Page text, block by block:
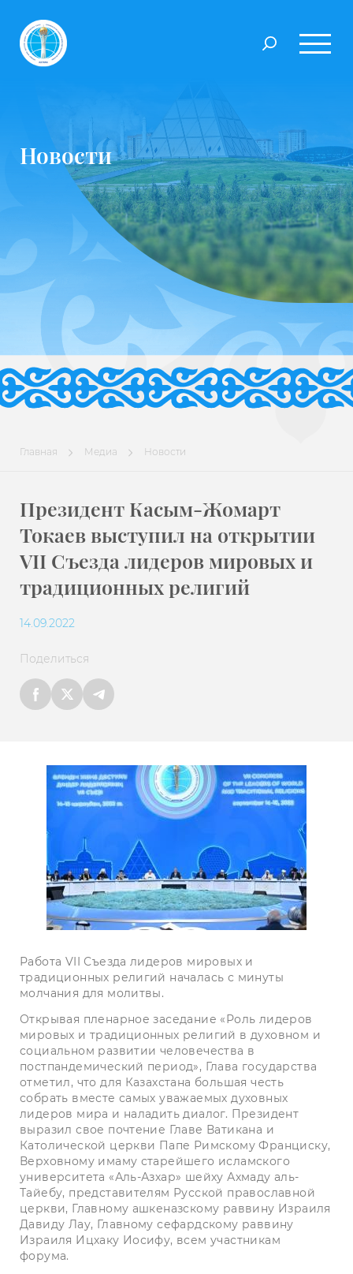
Новости
Главная Медиа Новости
Президент Касым-Жомарт
Токаев выступил на открытии
VII Съезда лидеров мировых и
традиционных религий
14.09.2022
Поделиться
Работа VII Съезда лидеров мировых и
традиционных религий началась с минуты
молчания для молитвы.
Открывая пленарное заседание «Роль лидеров
мировых и традиционных религий в духовном и
социальном развитии человечества в
постпандемический период», Глава государства
отметил, что для Казахстана большая честь
собрать вместе самых уважаемых духовных
лидеров мира и наладить диалог. Президент
выразил свое почтение Главе Ватикана и
Католической церкви Папе Римскому Франциску,
Верховному имаму старейшего исламского
университета «Аль-Азхар» шейху Ахмаду аль-
Тайебу, представителям Русской православной
церкви, Главному ашкеназскому раввину Израиля
Давиду Лау, Главному сефардскому раввину
Израиля Ицхаку Иосифу, всем участникам
форума.